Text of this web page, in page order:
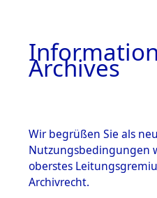
Archives
Wir begrüßen Sie als
Nutzungsbedingungen
oberstes
Archivrecht.